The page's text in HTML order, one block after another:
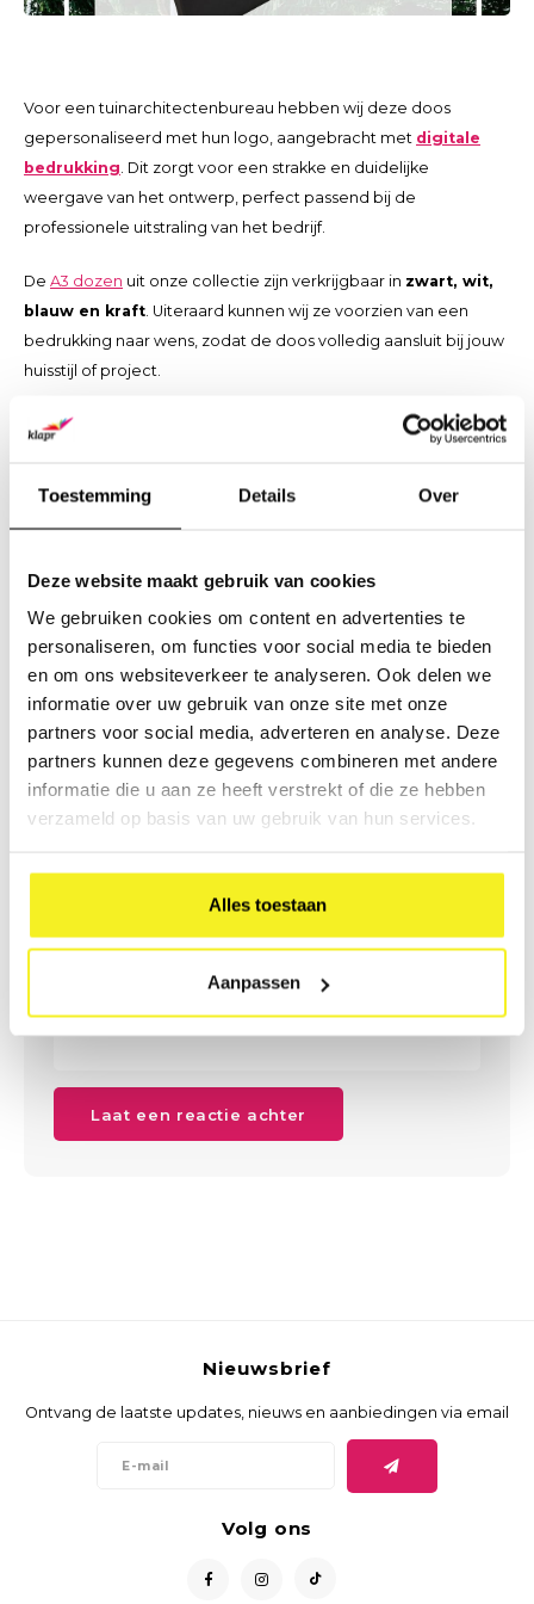
Toestemming Details Over
Deze website maakt gebruik van cookies
We gebruiken cookies om content en advertenties te
personaliseren, om functies voor social media te bieden
en om ons websiteverkeer te analyseren. Ook delen we
informatie over uw gebruik van onze site met onze
partners voor social media, adverteren en analyse. Deze
partners kunnen deze gegevens combineren met andere
informatie die u aan ze heeft verstrekt of die ze hebben
verzameld op basis van uw gebruik van hun services.
Alles toestaan
Aanpassen
Voor een tuinarchitectenbureau hebben wij deze doos
gepersonaliseerd met hun logo, aangebracht met digitale
bedrukking. Dit zorgt voor een strakke en duidelijke
weergave van het ontwerp, perfect passend bij de
professionele uitstraling van het bedrijf.
De A3 dozen uit onze collectie zijn verkrijgbaar in zwart, wit,
blauw en kraft. Uiteraard kunnen wij ze voorzien van een
bedrukking naar wens, zodat de doos volledig aansluit bij jouw
huisstijl of project.
Een praktische standaard doos, met volop mogelijkheden voor
Wees de eerste om te reageren...
Laat een reactie achter
Laat een reactie achter
Nieuwsbrief
Ontvang de laatste updates, nieuws en aanbiedingen via email
Volg ons